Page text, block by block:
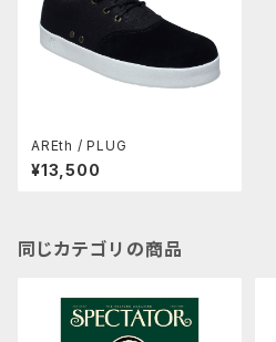
AREth / PLUG
¥13,500
同じカテゴリの商品